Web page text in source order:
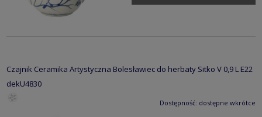
Czajnik Ceramika Artystyczna Bolesławiec do herbaty Sitko V 0,9 L E22
dekU4830
Dostępność: dostępne wkrótce